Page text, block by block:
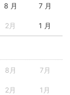
8 月 7 月
2月 1 月
8月 7月
2月 1月